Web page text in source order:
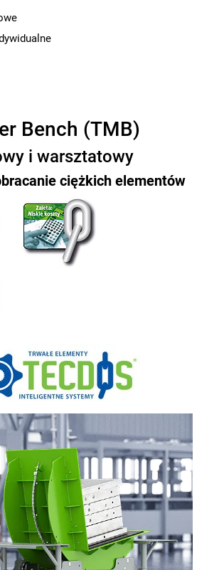
Bench (TMB)
i warsztatowy
ciężkich elementów